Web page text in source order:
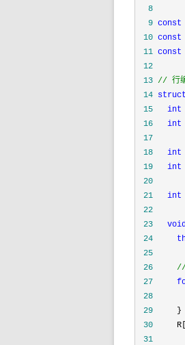
  8
  9
const
10 const
11 const
12
13 // 行
14 struct
15
int
16
int
17
18
int
19
int
20
21
int
22
23
24
25
26
//
27
28
29
30
31